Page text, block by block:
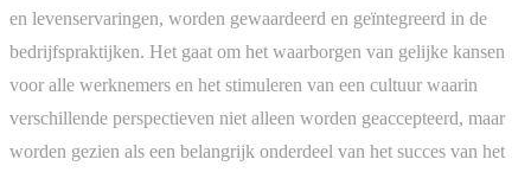
en levenservaringen, worden gewaardeerd en geïntegreerd in de
bedrijfspraktijken. Het gaat om het waarborgen van gelijke kansen
voor alle werknemers en het stimuleren van een cultuur waarin
verschillende perspectieven niet alleen worden geaccepteerd, maar
worden gezien als een belangrijk onderdeel van het succes van het